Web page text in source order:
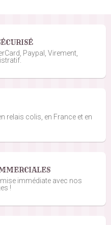
Paypal, Virement,
relais colis, en France et en
immédiate avec nos
!